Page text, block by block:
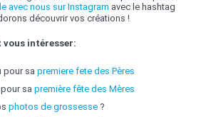
avec nous sur Instagram avec le hashtag
découvrir vos créations !
intéresser:
pour sa premiere fete des Pères
sa première fête des Mères
photos de grossesse ?